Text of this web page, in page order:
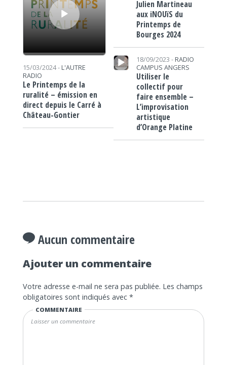
15/03/2024 - L'AUTRE
RADIO
Le Printemps de la
ruralité – émission en
direct depuis le Carré à
Château-Gontier
Julien Martineau
aux iNOUïS du
Printemps de
Bourges 2024
Lecteur audio
18/09/2023 - RADIO
CAMPUS ANGERS
Utiliser le
collectif pour
faire ensemble –
L’improvisation
artistique
d’Orange Platine
Aucun commentaire
Ajouter un commentaire
Votre adresse e-mail ne sera pas publiée. Les champs
obligatoires sont indiqués avec *
COMMENTAIRE